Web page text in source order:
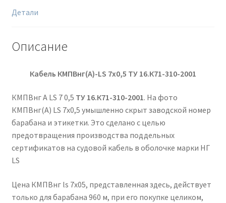
Детали
Описание
Кабель КМПВнг(А)-LS 7х0,5 ТУ 16.К71-310-2001
КМПВнг А LS 7 0,5 ТУ 16.К71-310-2001. На фото
КМПВнг(А) LS 7х0,5 умышленно скрыт заводской номер
барабана и этикетки. Это сделано с целью
предотвращения производства поддельных
сертификатов на судовой кабель в оболочке марки НГ
LS
Цена КМПВнг ls 7х05, представленная здесь, действует
только для барабана 960 м, при его покупке целиком,